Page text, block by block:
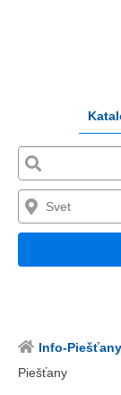
Info-Piešťany
Piešťany